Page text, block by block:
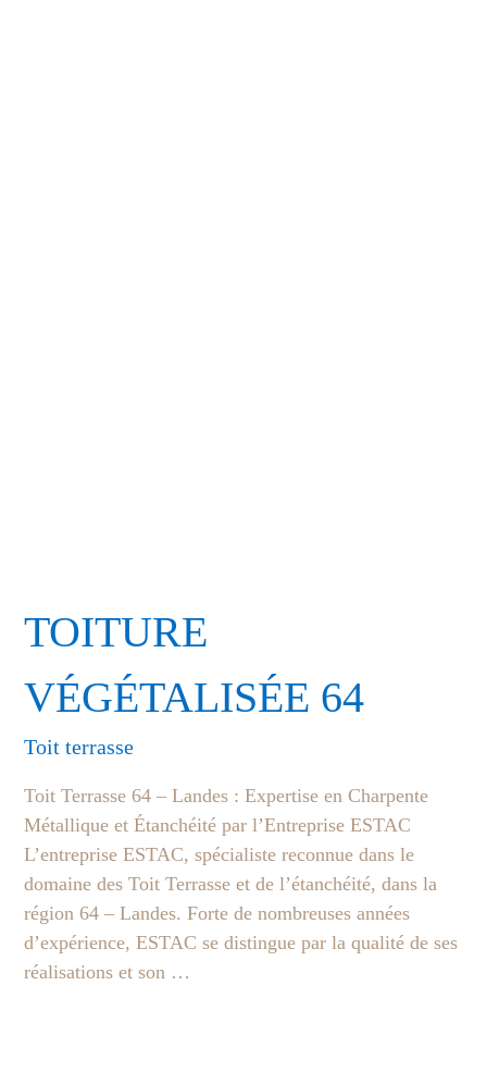
TOITURE
VÉGÉTALISÉE 64
Toit terrasse
Toit Terrasse 64 – Landes : Expertise en Charpente
Métallique et Étanchéité par l’Entreprise ESTAC
L’entreprise ESTAC, spécialiste reconnue dans le
domaine des Toit Terrasse et de l’étanchéité, dans la
région 64 – Landes. Forte de nombreuses années
d’expérience, ESTAC se distingue par la qualité de ses
réalisations et son …